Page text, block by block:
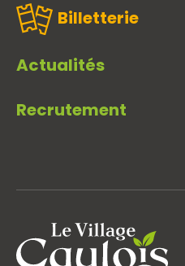
Billetterie
Actualités
Recrutement